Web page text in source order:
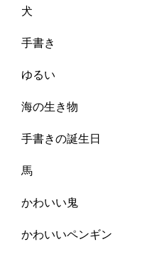
犬
手書き
ゆるい
海の生き物
手書きの誕生日
馬
かわいい鬼
かわいいペンギン